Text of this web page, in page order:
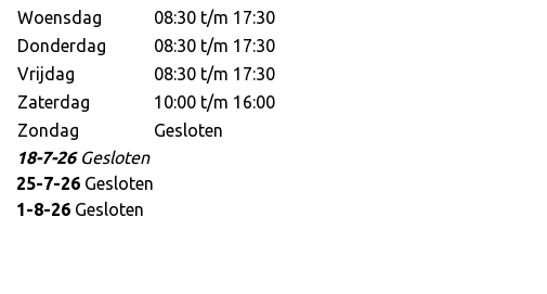
Woensdag
08:30 t/m 17:30
Donderdag
08:30 t/m 17:30
Vrijdag
08:30 t/m 17:30
Zaterdag
10:00 t/m 16:00
Zondag
Gesloten
18-7-26Gesloten
25-7-26 Gesloten
1-8-26 Gesloten